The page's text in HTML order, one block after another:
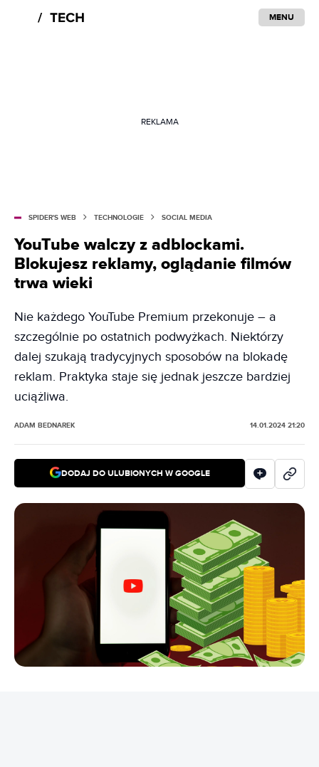
MENU
REKLAMA
SPIDER'S WEB TECHNOLOGIE SOCIAL MEDIA
YouTube walczy z adblockami.
Blokujesz reklamy, oglądanie filmów
trwa wieki
Nie każdego YouTube Premium przekonuje – a
szczególnie po ostatnich podwyżkach. Niektórzy
dalej szukają tradycyjnych sposobów na blokadę
reklam. Praktyka staje się jednak jeszcze bardziej
uciążliwa.
ADAM BEDNAREK 14.01.2024 21:20
DODAJ DO ULUBIONYCH W GOOGLE